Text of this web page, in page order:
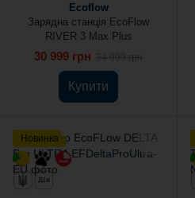
Ecoflow
Зарядна станція EcoFlow
RIVER 3 Max Plus
30 999 грн
Купити
Новинка